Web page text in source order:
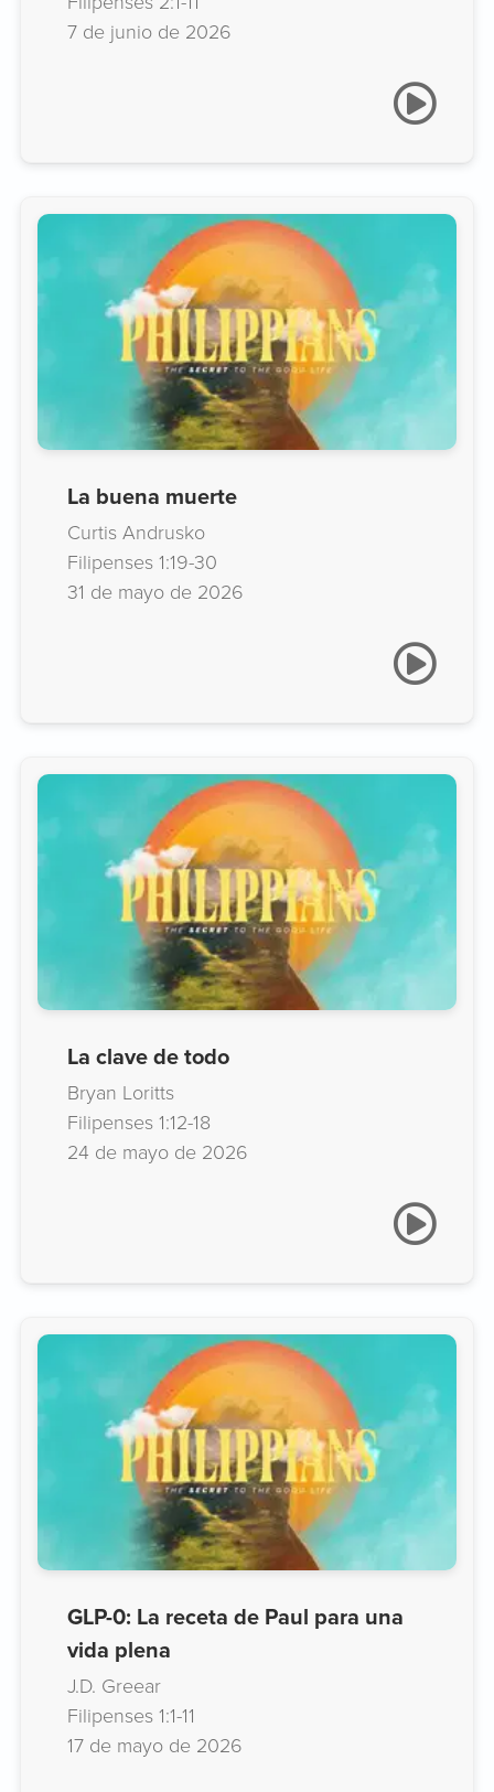
7 de junio de 2026
La buena muerte
Curtis Andrusko
Filipenses 1:19-30
31 de mayo de 2026
La clave de todo
Bryan Loritts
Filipenses 1:12-18
24 de mayo de 2026
GLP-0: La receta de Paul para una
vida plena
J.D. Greear
Filipenses 1:1-11
17 de mayo de 2026